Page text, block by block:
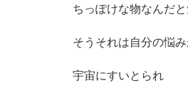
ちっぽけな物なんだと
そうそれは自分の悩
宇宙にすいとられ